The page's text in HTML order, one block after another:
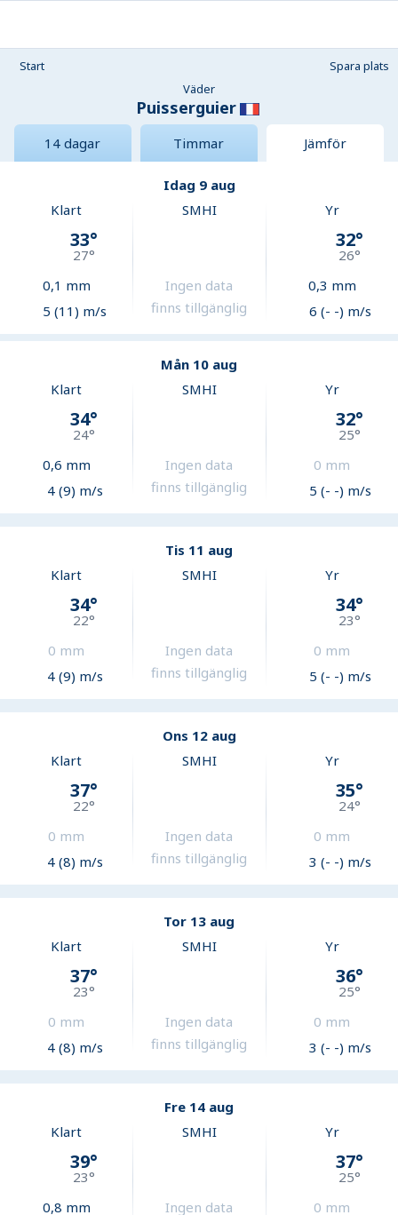
Start
Spara plats
Väder
Puisserguier
14 dagar Timmar Jämför
Idag 9 aug
Klart
33°
27°
0,1 mm
5 (11) m/s
SMHI
Ingen data
finns tillgänglig
Yr
32°
26°
0,3 mm
6 (- -) m/s
Mån 10 aug
Klart
34°
24°
0,6 mm
4 (9) m/s
SMHI
Ingen data
finns tillgänglig
Yr
32°
25°
0 mm
5 (- -) m/s
Tis 11 aug
Klart
34°
22°
0 mm
4 (9) m/s
SMHI
Ingen data
finns tillgänglig
Yr
34°
23°
0 mm
5 (- -) m/s
Ons 12 aug
Klart
37°
22°
0 mm
4 (8) m/s
SMHI
Ingen data
finns tillgänglig
Yr
35°
24°
0 mm
3 (- -) m/s
Tor 13 aug
Klart
37°
23°
0 mm
4 (8) m/s
SMHI
Ingen data
finns tillgänglig
Yr
36°
25°
0 mm
3 (- -) m/s
Fre 14 aug
Klart
39°
23°
0,8 mm
SMHI
Ingen data
Yr
37°
25°
0 mm